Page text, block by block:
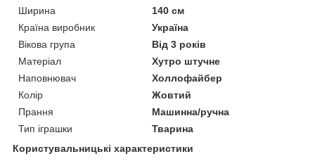
Ширина
140 см
Країна виробник
Україна
Вікова група
Від 3 років
Матеріал
Хутро штучне
Наповнювач
Холлофайбер
Колір
Жовтий
Прання
Машинна/ручна
Тип іграшки
Тварина
Користувальницькі характеристики